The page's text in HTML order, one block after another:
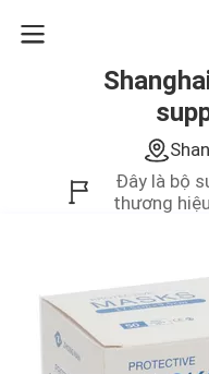
Đây là bộ
thương